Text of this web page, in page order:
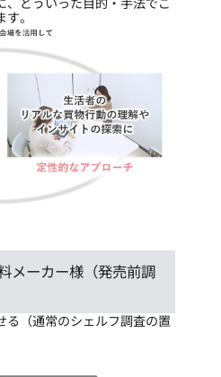
。
メーカー様（発売前調
る（通常のシェルフ調査の置